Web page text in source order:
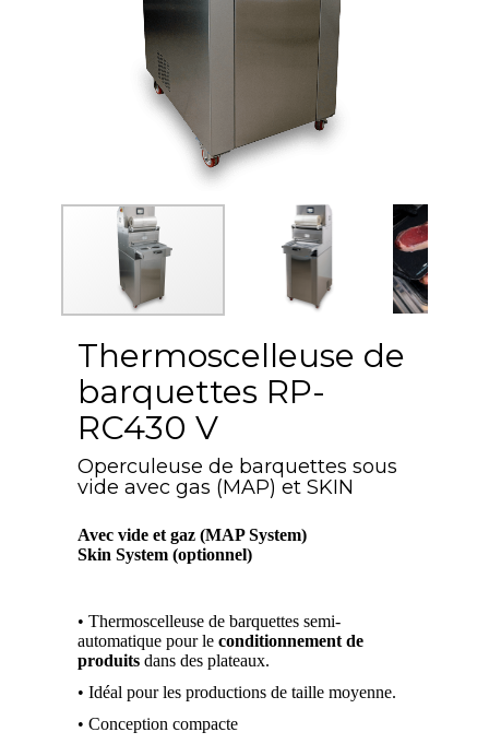
Thermoscelleuse de
barquettes RP-
RC430 V
Operculeuse de barquettes sous
vide avec gas (MAP) et SKIN
Avec vide et gaz (MAP System)
Skin System (optionnel)
• Thermoscelleuse de barquettes semi-
automatique pour le conditionnement de
produits dans des plateaux.
• Idéal pour les productions de taille moyenne.
• Conception compacte